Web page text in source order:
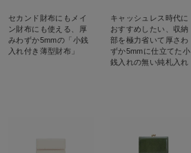
セカンド財布にもメイ
ン財布にも使える、厚
みわずか5mmの「小銭
入れ付き薄型財布」
キャッシュレス時代に
おすすめしたい、収納
部を極力省いて厚さわ
ずか5mmに仕立てた小
銭入れの無い純札入れ